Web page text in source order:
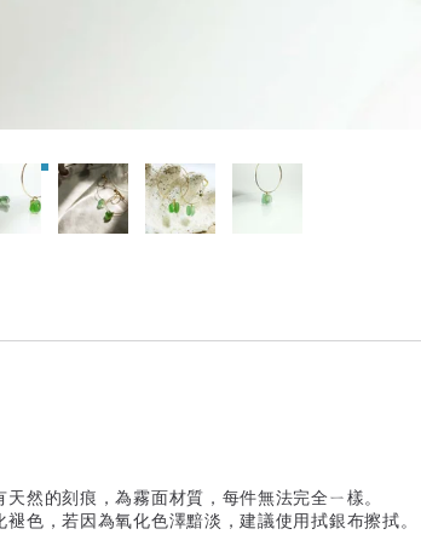
然的刻痕，為霧面材質，每件無法完全ㄧ樣。
色，若因為氧化色澤黯淡，建議使用拭銀布擦拭。